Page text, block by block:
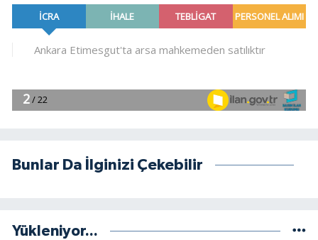
Bunlar Da İlginizi Çekebilir
Yükleniyor...